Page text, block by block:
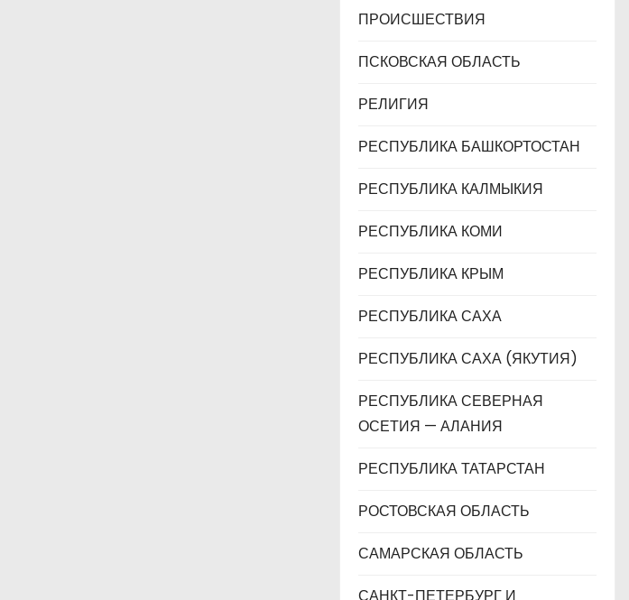
ПРОИСШЕСТВИЯ
ПСКОВСКАЯ ОБЛАСТЬ
РЕЛИГИЯ
РЕСПУБЛИКА БАШКОРТОСТАН
РЕСПУБЛИКА КАЛМЫКИЯ
РЕСПУБЛИКА КОМИ
РЕСПУБЛИКА КРЫМ
РЕСПУБЛИКА САХА
РЕСПУБЛИКА САХА (ЯКУТИЯ)
РЕСПУБЛИКА СЕВЕРНАЯ
ОСЕТИЯ — АЛАНИЯ
РЕСПУБЛИКА ТАТАРСТАН
РОСТОВСКАЯ ОБЛАСТЬ
САМАРСКАЯ ОБЛАСТЬ